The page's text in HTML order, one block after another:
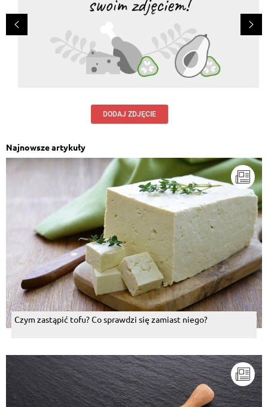
DODAJ ZDJĘCIE
Najnowsze artykuły
Czym zastąpić tofu? Co sprawdzi się zamiast niego?